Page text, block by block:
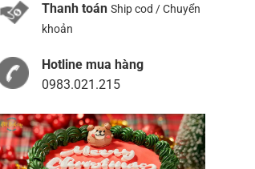
Thanh toán Ship cod / Chuyển
khoản
Hotline mua hàng
0983.021.215